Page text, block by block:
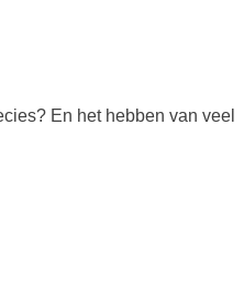
En het hebben van veel